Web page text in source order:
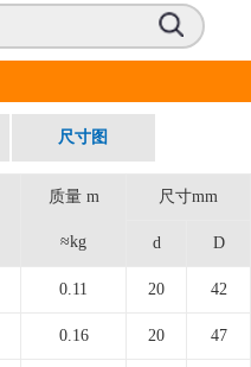
尺寸图
质量 m
≈kg
尺寸mm
d D
0.11 20 42
0.16 20 47